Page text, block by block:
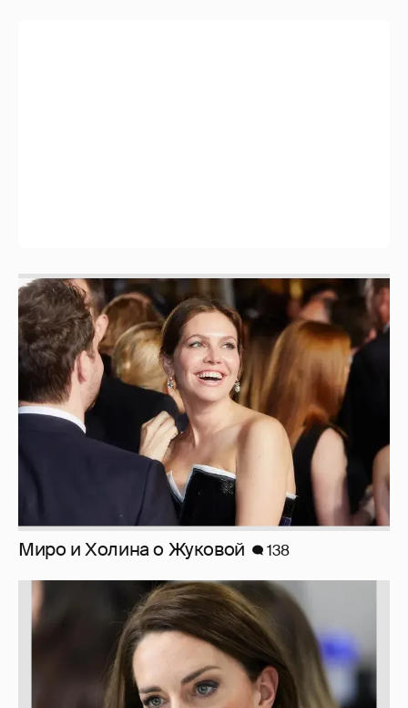
Миро и Холина о Жуковой 138
Марк Рош: "Кэтрин, принцесса Уэльская,
перенесла удаление матки и лечится от
рака толстого кишечника."
30